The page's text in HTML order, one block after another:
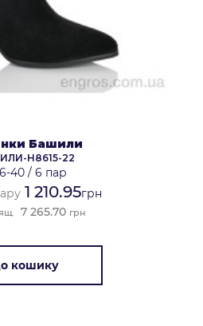
Башили
H8615-22
40 / 6 пар
1 210.95грн
7 265.70 грн
кошику